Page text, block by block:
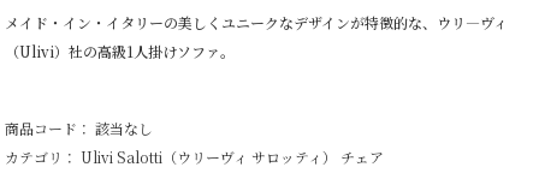
個
メイド・イン・イタリーの美しくユニークなデザインが特徴的な、ウリ―ヴィ
（Ulivi）社の高級1人掛けソファ。
商品コード： 該当なし
カテゴリ： Ulivi Salotti（ウリーヴィ サロッティ） チェア